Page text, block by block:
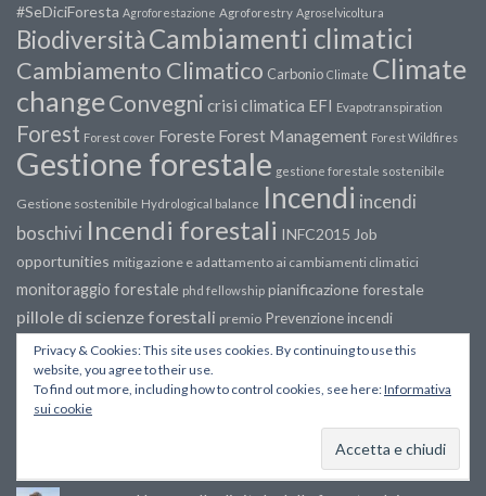
#SeDiciForesta Agroforestazione Agroforestry Agroselvicoltura
BiodiversitàCambiamenti climatici
Cambiamento Climatico Carbonio Climate Climate
changeConvegni crisi climatica EFI Evapotranspiration
Forest Forest cover Foreste Forest Management Forest Wildfires
Gestione forestale gestione forestale sostenibile
Gestione sostenibile Hydrological balance Incendi incendi
boschivi Incendi forestali INFC2015 Job
opportunities mitigazione e adattamento ai cambiamenti climatici
monitoraggio forestale phd fellowship pianificazione forestale
pillole di scienze forestali premio Prevenzione incendi
prevenzione incendi boschivi Remote sensing
selvicolturaservizi ecosistemici
del legnoTempesta Vaia verde urbano
Privacy & Cookies: This site uses cookies. By continuing to use this
website, you agree to their use.
To find out more, including how to control cookies, see here:Informativa
sui cookie